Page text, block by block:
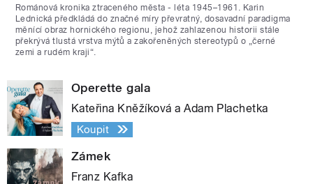
Románová kronika ztraceného města - léta 1945–1961. Karin
Lednická předkládá do značné míry převratný, dosavadní paradigma
měnící obraz hornického regionu, jehož zahlazenou historii stále
překrývá tlustá vrstva mýtů a zakořeněných stereotypů o „černé
zemi a rudém kraji“.
Operette gala
Kateřina Kněžíková a Adam Plachetka
Koupit
Zámek
Franz Kafka